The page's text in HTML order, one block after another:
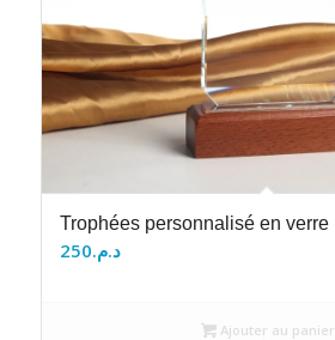
Trophées personnalisé en verre
د.م.250
Ajouter au panier